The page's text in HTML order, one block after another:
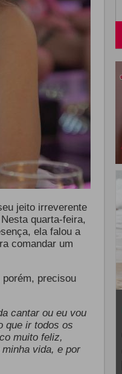
jeito irreverente
quarta-feira,
ela falou a
comandar um
porém, precisou
cantar ou eu vou
que ir todos os
muito feliz,
vida, e por